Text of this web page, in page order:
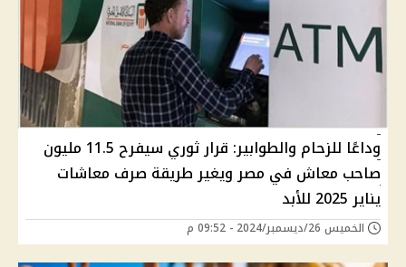
وداعًا للزحام والطوابير: قرار ثوري سيفرح 11.5 مليون
صاحب معاش في مصر ويغير طريقة صرف معاشات
يناير 2025 للأبد
الخميس 26/ديسمبر/2024 - 09:52 م